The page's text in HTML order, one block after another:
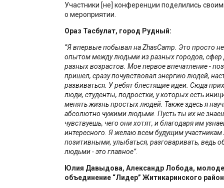
Участники [не] конференции поделились
о мероприятии.
Ораз Тасбулат, город Рудный:
“Я впервые побывал на ZhasCamp. Это просто
опытом между людьми из разных городов, сфер
разных возрастов. Мое первое впечатление -
пришел, сразу почувствовал энергию людей,
развиваться. У ребят блестящие идеи. Сюда
люди, студенты, подростки, у которых есть
менять жизнь простых людей. Также здесь я
абсолютно чужими людьми. Пусть ты их не
чувствуешь, чего они хотят, и благодаря им
интересного. Я желаю всем будущим участникам
позитивными, улыбаться, разговаривать, ведь
людьми - это главное”.
Юлия Давыдова, Александр Лобода,
объединение “Лидер” Житикаринского